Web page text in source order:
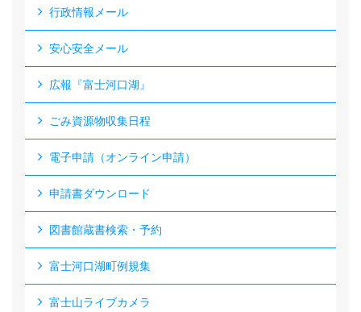
行政情報メール
安心安全メール
広報『富士河口湖』
ごみ資源物収集日程
電子申請（オンライン申請）
申請書ダウンロード
図書館蔵書検索・予約
富士河口湖町例規集
富士山ライブカメラ